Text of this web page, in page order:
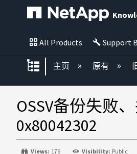
All Products Support
扩展/隐缩全局层
主页 原有
OSSV备份失败
0x80042302
Views: 176 Visibility: Public